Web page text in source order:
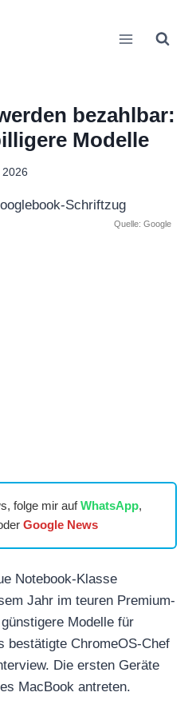
bezahlbar:
Modelle
Quelle: Google
folge mir aufWhatsApp,
Google News
Notebook-Klasse
Jahr im teuren Premium-
Modelle für
bestätigte ChromeOS-Chef
Die ersten Geräte
MacBook antreten.